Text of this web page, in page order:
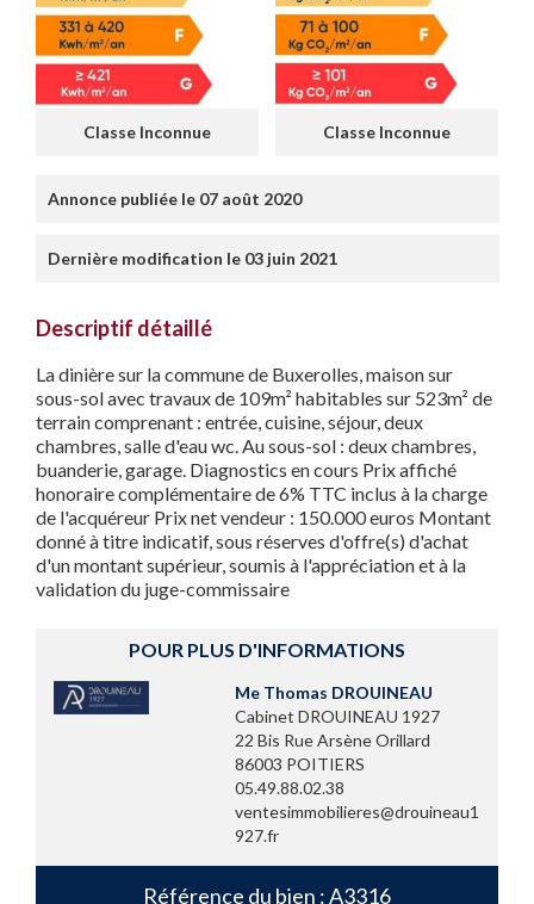
Classe Inconnue Classe Inconnue
Annonce publiée le 07 août 2020
Dernière modification le 03 juin 2021
Descriptif détaillé
La dinière sur la commune de Buxerolles, maison sur
sous-sol avec travaux de 109m² habitables sur 523m² de
terrain comprenant : entrée, cuisine, séjour, deux
chambres, salle d'eau wc. Au sous-sol : deux chambres,
buanderie, garage. Diagnostics en cours Prix affiché
honoraire complémentaire de 6% TTC inclus à la charge
de l'acquéreur Prix net vendeur : 150.000 euros Montant
donné à titre indicatif, sous réserves d'offre(s) d'achat
d'un montant supérieur, soumis à l'appréciation et à la
validation du juge-commissaire
POUR PLUS D'INFORMATIONS
Me Thomas DROUINEAU
Cabinet DROUINEAU 1927
22 Bis Rue Arsène Orillard
86003 POITIERS
05.49.88.02.38
ventesimmobilieres@drouineau1
927.fr
Référence du bien : A3316